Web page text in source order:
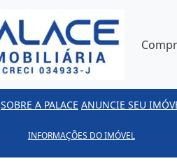
SOBRE A PALACE ANUNCIE SEU
INFORMAÇÕES DO IMÓVEL